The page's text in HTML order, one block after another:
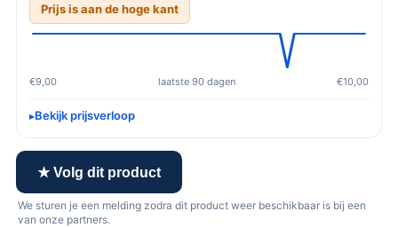
Prijs is aan de hoge kant
€9,00 laatste 90 dagen €10,00
Bekijk prijsverloop
★ Volg dit product
We sturen je een melding zodra dit product weer beschikbaar is bij een
van onze partners.